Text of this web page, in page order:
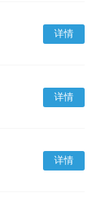
详情
详情
详情